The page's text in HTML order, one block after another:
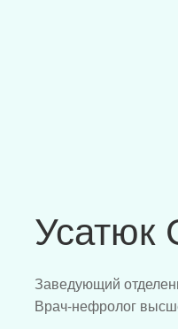
Усатюк
Заведующий
Врач-нефролог